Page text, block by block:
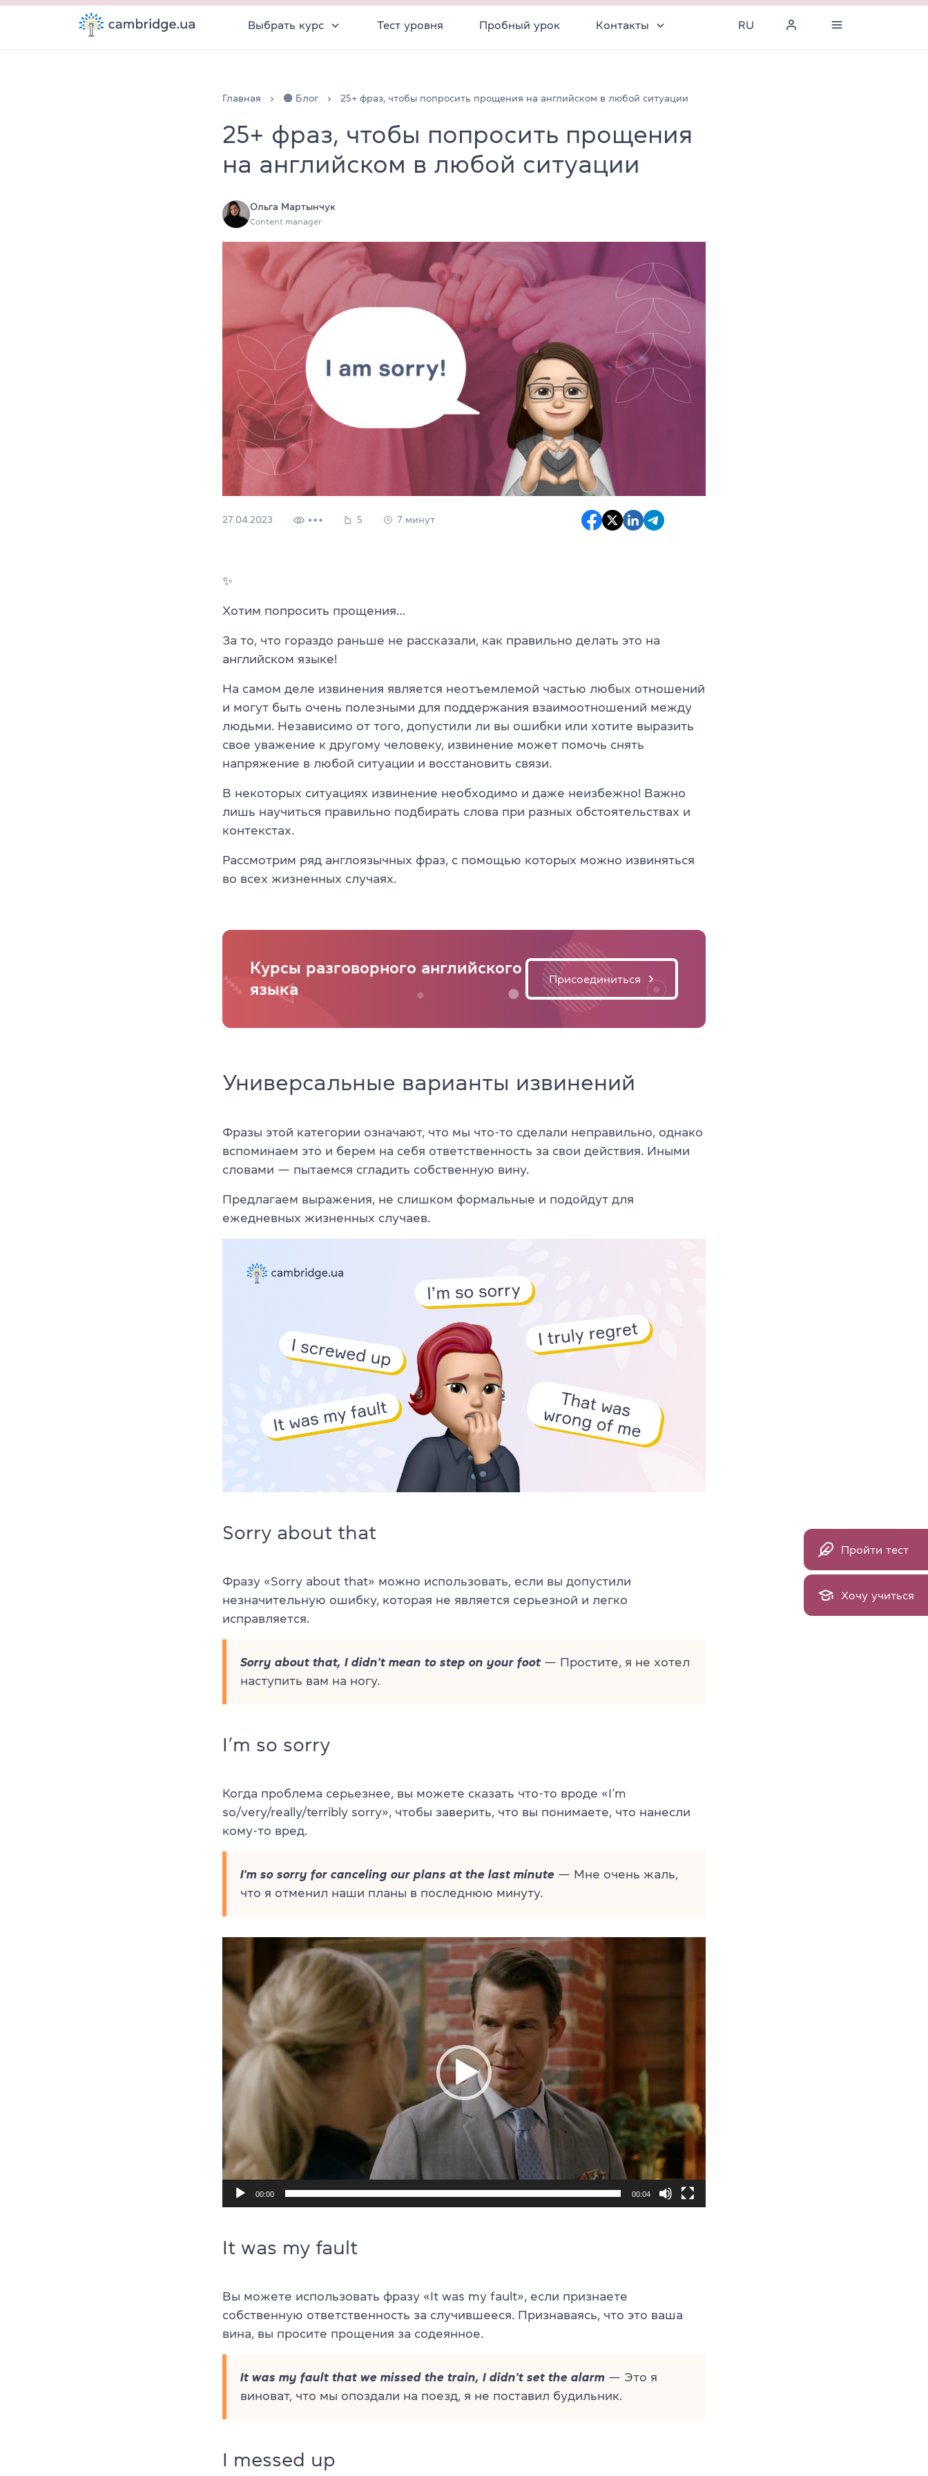
Выбрать курс Тест уровня Пробный урок Контакты RU
Главная 🟠 Блог 25+ фраз, чтобы попросить прощения на английском в любой ситуации
25+ фраз, чтобы попросить прощения
на английском в любой ситуации
Ольга Мартынчук
Content manager
27.04.2023 5 7 минут
✨
Хотим попросить прощения…
За то, что гораздо раньше не рассказали, как правильно делать это на
английском языке!
На самом деле извинения является неотъемлемой частью любых отношений
и могут быть очень полезными для поддержания взаимоотношений между
людьми. Независимо от того, допустили ли вы ошибки или хотите выразить
свое уважение к другому человеку, извинение может помочь снять
напряжение в любой ситуации и восстановить связи.
В некоторых ситуациях извинение необходимо и даже неизбежно! Важно
лишь научиться правильно подбирать слова при разных обстоятельствах и
контекстах.
Рассмотрим ряд англоязычных фраз, с помощью которых можно извиняться
во всех жизненных случаях.
Курсы разговорного английского
языка
Присоединиться
Универсальные варианты извинений
Фразы этой категории означают, что мы что-то сделали неправильно, однако
вспоминаем это и берем на себя ответственность за свои действия. Иными
словами — пытаемся сгладить собственную вину.
Предлагаем выражения, не слишком формальные и подойдут для
ежедневных жизненных случаев.
Sorry about that
Фразу «Sorry about that» можно использовать, если вы допустили
незначительную ошибку, которая не является серьезной и легко
исправляется.
Sorry about that, I didn't mean to step on your foot — Простите, я не хотел
наступить вам на ногу.
I’m so sorry
Когда проблема серьезнее, вы можете сказать что-то вроде «I’m
so/very/really/terribly sorry», чтобы заверить, что вы понимаете, что нанесли
кому-то вред.
I'm so sorry for canceling our plans at the last minute — Мне очень жаль,
что я отменил наши планы в последнюю минуту.
00:00 00:04
It was my fault
Вы можете использовать фразу «It was my fault», если признаете
собственную ответственность за случившееся. Признаваясь, что это ваша
вина, вы просите прощения за содеянное.
It was my fault that we missed the train, I didn't set the alarm — Это я
виноват, что мы опоздали на поезд, я не поставил будильник.
I messed up
Пройти тест
Хочу учиться